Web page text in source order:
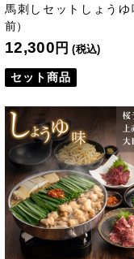
馬刺しセットしょうゆ
前）
12,300 円 (税込)
セット商品